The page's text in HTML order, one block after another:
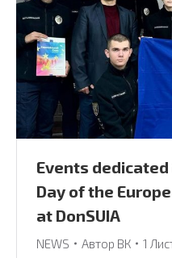
Events
Day of the
at DonSUIA
NEWS Автор ВК 1